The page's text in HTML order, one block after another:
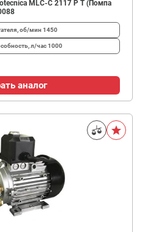
MLC-C 2117 P T (Помпа
об/мин 1450
л/час1000
аналог